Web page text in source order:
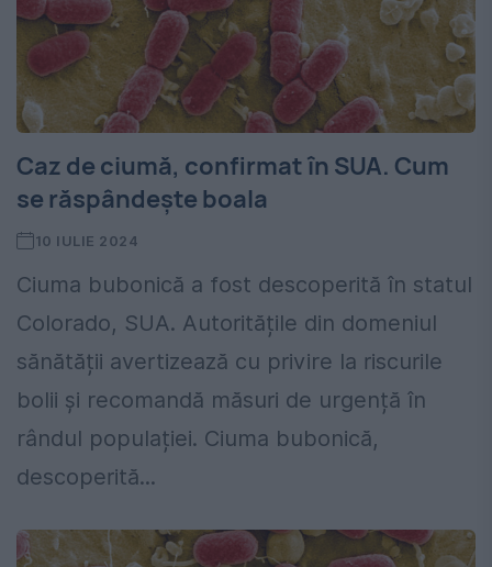
Caz de ciumă, confirmat în SUA. Cum
se răspândește boala
10 IULIE 2024
Ciuma bubonică a fost descoperită în statul
Colorado, SUA. Autoritățile din domeniul
sănătății avertizează cu privire la riscurile
bolii și recomandă măsuri de urgență în
rândul populației. Ciuma bubonică,
descoperită...